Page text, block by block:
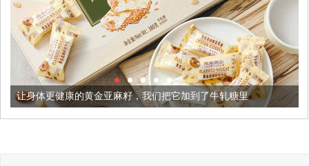
黄金亚麻籽，我们把它加到了牛轧糖里 被列入佛家七宝